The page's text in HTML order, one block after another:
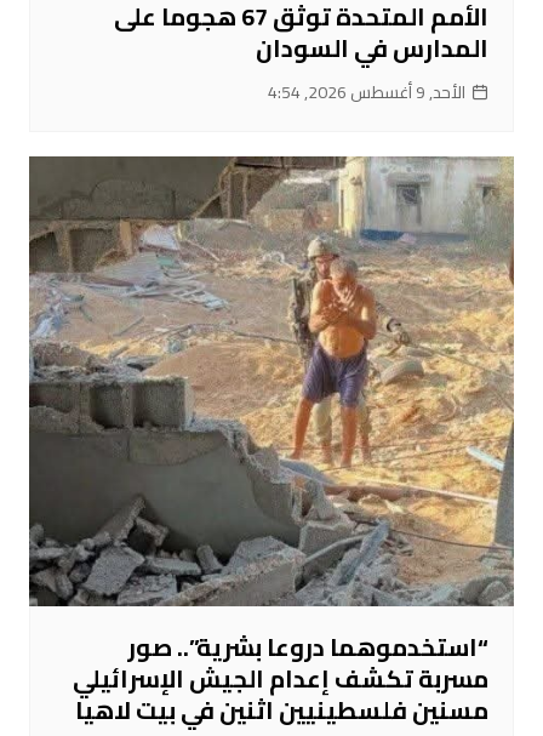
الأمم المتحدة توثق 67 هجوما على
المدارس في السودان
الأحد, 9 أغسطس 2026, 4:54
“استخدموهما دروعا بشرية”.. صور
مسربة تكشف إعدام الجيش الإسرائيلي
مسنين فلسطينيين اثنين في بيت لاهيا